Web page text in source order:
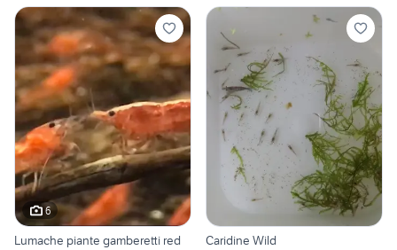
6
Lumache piante gamberetti red
Caridine Wild